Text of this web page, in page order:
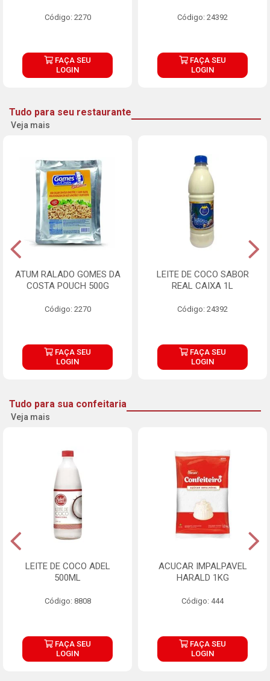
Código: 2270
FAÇA SEU
LOGIN
Código: 24392
FAÇA SEU
LOGIN
Tudo para seu restaurante
Veja mais
ATUM RALADO GOMES DA
COSTA POUCH 500G
Código: 2270
FAÇA SEU
LOGIN
LEITE DE COCO SABOR
REAL CAIXA 1L
Código: 24392
FAÇA SEU
LOGIN
Tudo para sua confeitaria
Veja mais
LEITE DE COCO ADEL
500ML
Código: 8808
FAÇA SEU
LOGIN
ACUCAR IMPALPAVEL
HARALD 1KG
Código: 444
FAÇA SEU
LOGIN